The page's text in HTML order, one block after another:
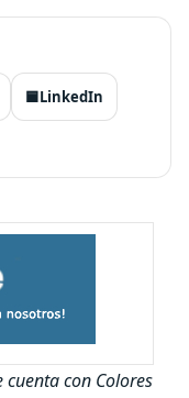
🟦LinkedIn
con Colores